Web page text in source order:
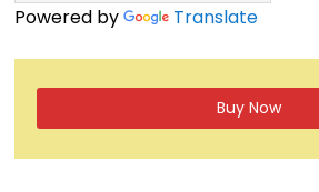
Powered by Translate
Buy Now